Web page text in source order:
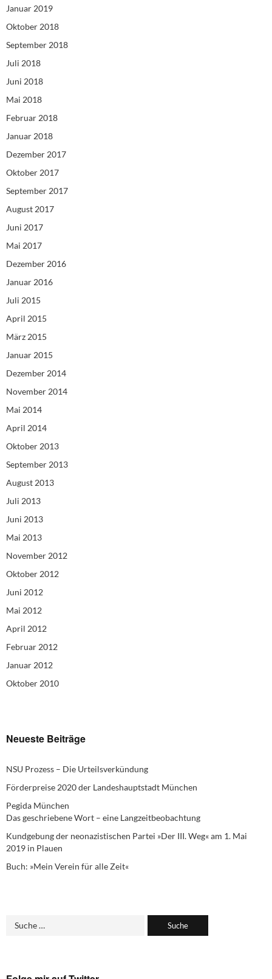
Januar 2019
Oktober 2018
September 2018
Juli 2018
Juni 2018
Mai 2018
Februar 2018
Januar 2018
Dezember 2017
Oktober 2017
September 2017
August 2017
Juni 2017
Mai 2017
Dezember 2016
Januar 2016
Juli 2015
April 2015
März 2015
Januar 2015
Dezember 2014
November 2014
Mai 2014
April 2014
Oktober 2013
September 2013
August 2013
Juli 2013
Juni 2013
Mai 2013
November 2012
Oktober 2012
Juni 2012
Mai 2012
April 2012
Februar 2012
Januar 2012
Oktober 2010
Neueste Beiträge
NSU Prozess – Die Urteilsverkündung
Förderpreise 2020 der Landeshauptstadt München
Pegida München
Das geschriebene Wort – eine Langzeitbeobachtung
Kundgebung der neonazistischen Partei »Der III. Weg« am 1. Mai
2019 in Plauen
Buch: »Mein Verein für alle Zeit«